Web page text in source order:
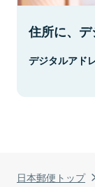
日本郵便トップ
住所に、デ
デジタルアド